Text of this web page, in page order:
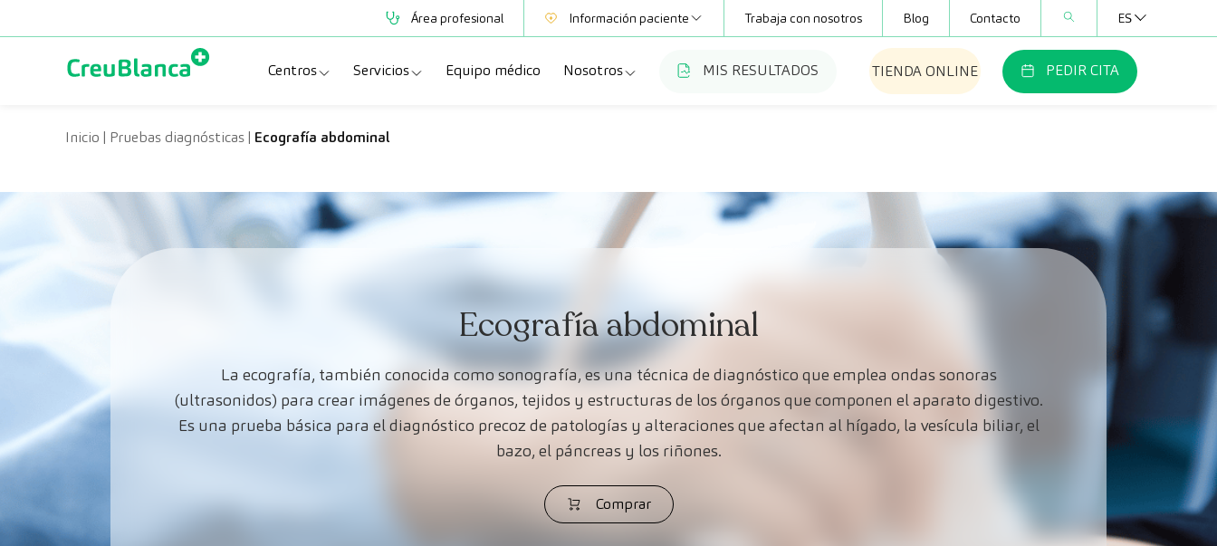
Área profesional Información paciente
Mutuas
Trabaja con nosotros Blog Contacto ES
Centros
Clínica CreuBlanca
Diagnosis Médica
Servicios
Especialidades
Chequeos y revisiones médicas
Equipo médico Nosotros
Blog
Fundación Privada Imhotep
Preguntas frecuentes
MIS RESULTADOS TIENDA ONLINE PEDIR CITA
Inicio | Pruebas diagnósticas| Ecografía abdominal
Ecografía abdominal
La ecografía, también conocida como sonografía, es una técnica de diagnóstico que emplea ondas sonoras
(ultrasonidos) para crear imágenes de órganos, tejidos y estructuras de los órganos que componen el aparato digestivo.
Es una prueba básica para el diagnóstico precoz de patologías y alteraciones que afectan al hígado, la vesícula biliar, el
bazo, el páncreas y los riñones.
Comprar